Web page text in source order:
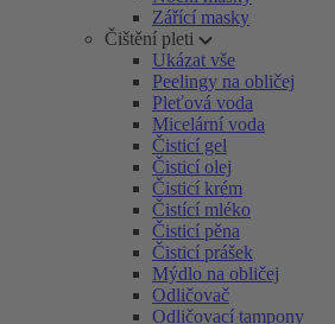
Zářící masky
Čištění pleti
Ukázat vše
Peelingy na obličej
Pleťová voda
Micelární voda
Čisticí gel
Čisticí olej
Čisticí krém
Čistící mléko
Čisticí pěna
Čisticí prášek
Mýdlo na obličej
Odličovač
Odličovací tampony